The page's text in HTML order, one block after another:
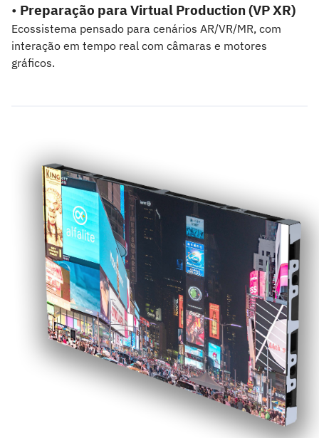
• Preparação para Virtual Production (VP XR)
Ecossistema pensado para cenários AR/VR/MR, com
interação em tempo real com câmaras e motores
gráficos.